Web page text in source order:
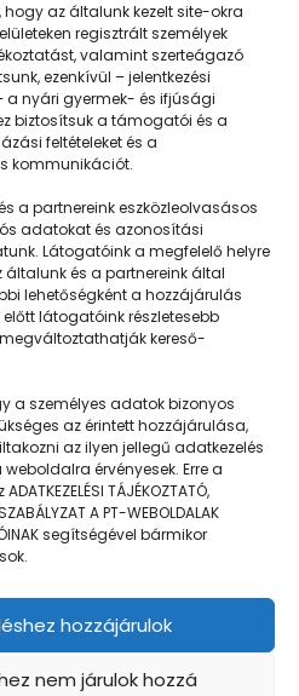
az általunk kezelt site-okra
regisztrált személyek
valamint szerteágazó
ezenkívül – jelentkezési
a nyári gyermek- és ifjúsági
biztosítsuk a támogatói és a
feltételeket és a
kommunikációt.
a partnereink eszközleolvasásos
adatokat és azonosítási
Látogatóink a megfelelő helyre
és a partnereink által
lehetőségként a hozzájárulás
látogatóink részletesebb
kereső-
a személyes adatok bizonyos
az érintett hozzájárulása,
az ilyen jellegű adatkezelés
érvényesek. Erre a
TÁJÉKOZTATÓ,
A PT-WEBOLDALAK
segítségével bármikor
hozzájárulok
nem járulok hozzá
adatkezelési szabályzat